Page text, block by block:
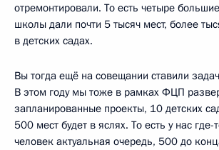
отремонтировали. То есть четыре
школы дали почти 5 тысяч мест, более
в детских садах.
Вы тогда ещё на совещании ставили
В этом году мы тоже в рамках ФЦП
запланированные проекты, 10 детских
500 мест будет в яслях. То есть у нас
человек актуальная очередь, 500 до